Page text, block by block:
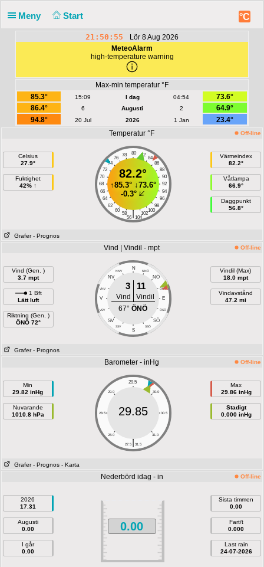
Meny Start °C
21:50:55
Lör 8 Aug 2026
MeteoAlarm
high-temperature warning
Max-min temperatur °F
85.3°
15:09 I dag 04:54
73.6°
86.4°
6 Augusti 2
64.9°
94.8°
20 Jul 2026 1 Jan
23.4°
Temperatur °F
Off-line
Celsius
27.9°
Fuktighet
42% ↑
80
78 82
76
84
74
86
72
88
70
90
68
92
66
94
64
96
62
98
60
100
58 102
|
56 104
82.2°
↑85.3°↓73.6°
-0.3°
Värmeindex
82.2°
Våtlampa
66.9°
Daggpunkt
56.8°
Grafer - Prognos
Vind | Vindil - mpt Off-line
Vind (Gen. )
3.7 mpt
1 Bft
Lätt luft
Riktning (Gen. )
ÖNÖ 72°
N
NNV NNÖ
NV NÖ
VNV ÖNÖ
V E
VSV ÖSÖ
SV SÖ
SSV SSÖ
S
3 11
Vind
Vindil
67°ÖNÖ
Vindil (Max)
18.0 mpt
Vindavstånd
47.2 mi
Grafer - Prognos
Barometer - inHg Off-line
Min
29.82 inHg
Nuvarande
1010.8 hPa
29.5
29.0 30.0
28.5 30.5
28.0 31.0
|
27.5 31.5
29.85
Max
29.86 inHg
Stadigt
0.000 inHg
Grafer - Prognos - Karta
Nederbörd idag - in Off-line
2026
17.31
Augusti
0.00
I går
0.00
0.00
Sista timmen
0.00
Fart/t
0.000
Last rain
24-07-2026